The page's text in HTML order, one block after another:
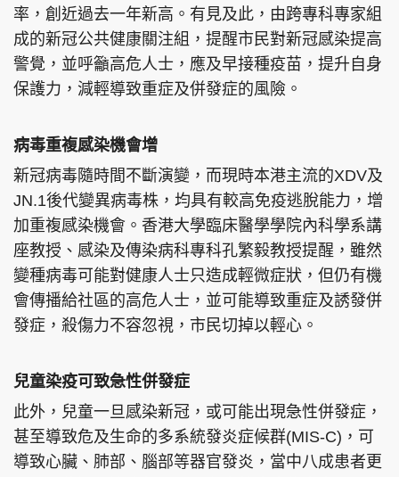
PCM 電腦廣場 星島頭條 星島日報
頭條日報 星島環球 The Standard
親子王 Oh!爸媽 JobMarket
關於我們
聯絡我們
使用條款
版權及免責聲明
率，創近過去一年新高。有見及此，由跨專科專家組
成的新冠公共健康關注組，提醒市民對新冠感染提高
警覺，並呼籲高危人士，應及早接種疫苗，提升自身
保護力，減輕導致重症及併發症的風險。
病毒重複感染機會增
新冠病毒隨時間不斷演變，而現時本港主流的XDV及
JN.1後代變異病毒株，均具有較高免疫逃脫能力，增
加重複感染機會。香港大學臨床醫學學院內科學系講
座教授、感染及傳染病科專科孔繁毅教授提醒，雖然
變種病毒可能對健康人士只造成輕微症狀，但仍有機
會傳播給社區的高危人士，並可能導致重症及誘發併
發症，殺傷力不容忽視，市民切掉以輕心。
兒童染疫可致急性併發症
此外，兒童一旦感染新冠，或可能出現急性併發症，
甚至導致危及生命的多系統發炎症候群(MIS-C)，可
導致心臟、肺部、腦部等器官發炎，當中八成患者更